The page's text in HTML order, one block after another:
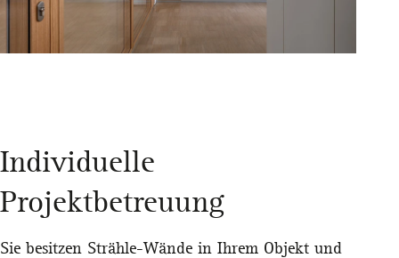
Individuelle
Projektbetreuung
Sie besitzen Strähle-Wände in Ihrem Objekt und